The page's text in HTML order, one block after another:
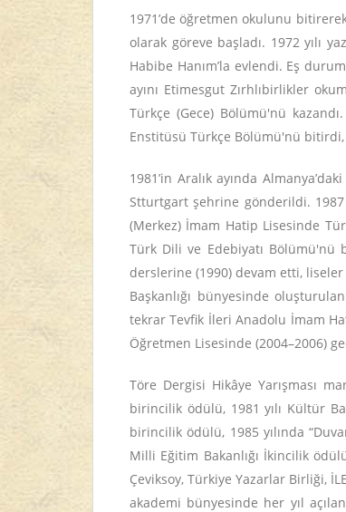
1971’de öğretmen okulunu
olarak göreve başladı. 1972 yılı
Habibe Hanım’la evlendi. Eş
ayını Etimesgut Zırhlıbirlikler
Türkçe (Gece) Bölümü'nü
Enstitüsü Türkçe Bölümü'nü
1981’in Aralık ayında
Stturtgart şehrine gönderildi. 1987
(Merkez) İmam Hatip Lisesinde
Türk Dili ve Edebiyatı Bölümü'nü
derslerine (1990) devam etti, liseler
Başkanlığı bünyesinde
tekrar Tevfik İleri Anadolu İmam
Öğretmen Lisesinde (2004–2006)
Töre Dergisi Hikâye Yarışması
birincilik ödülü, 1981 yılı Kültür
birincilik ödülü, 1985 yılında
Milli Eğitim Bakanlığı İkincilik
Çeviksoy, Türkiye Yazarlar Birliği,
akademi bünyesinde her yıl